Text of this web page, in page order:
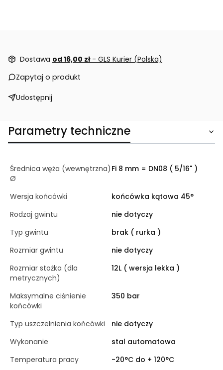
Dostawa od 16,00 zł - GLS Kurier (Polska)
Zapytaj o produkt
Udostępnij
Parametry techniczne
Średnica węża (wewnętrzna)
Ø
Fi 8 mm = DN08 ( 5/16" )
Wersja końcówki
końcówka kątowa 45°
Rodzaj gwintu
nie dotyczy
Typ gwintu
brak ( rurka )
Rozmiar gwintu
nie dotyczy
Rozmiar stożka (dla
metrycznych)
12L ( wersja lekka )
Maksymalne ciśnienie
końcówki
350 bar
Typ uszczelnienia końcówki
nie dotyczy
Wykonanie
stal automatowa
Temperatura pracy
-20°C do + 120°C